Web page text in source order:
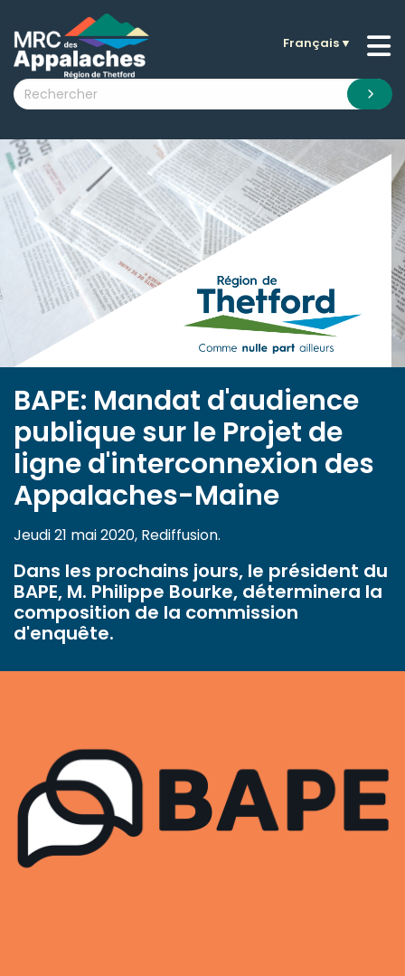
submenu (La MRC )
submenu (Citoyens )
submenu (Visiteurs )
submenu (Nouvelles )
submenu (Documentation )
Français▼
BAPE: Mandat d'audience
publique sur le Projet de
ligne d'interconnexion des
Appalaches-Maine
Jeudi 21 mai 2020, Rediffusion.
Dans les prochains jours, le président du
BAPE, M. Philippe Bourke, déterminera la
composition de la commission
d'enquête.